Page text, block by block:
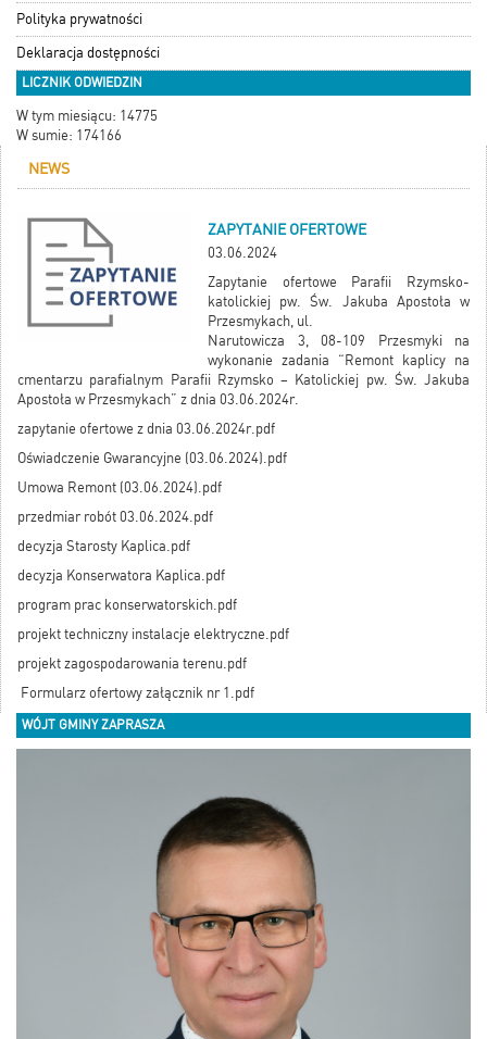
Polityka prywatności
Deklaracja dostępności
LICZNIK ODWIEDZIN
W tym miesiącu: 14775
W sumie: 174166
NEWS
ZAPYTANIE OFERTOWE
03.06.2024
Zapytanie ofertowe Parafii Rzymsko-
katolickiej pw. Św. Jakuba Apostoła w
Przesmykach, ul.
Narutowicza 3, 08-109 Przesmyki na
wykonanie zadania “Remont kaplicy na
cmentarzu parafialnym Parafii Rzymsko – Katolickiej pw. Św. Jakuba
Apostoła w Przesmykach” z dnia 03.06.2024r.
zapytanie ofertowe z dnia 03.06.2024r.pdf
Oświadczenie Gwarancyjne (03.06.2024).pdf
Umowa Remont (03.06.2024).pdf
przedmiar robót 03.06.2024.pdf
decyzja Starosty Kaplica.pdf
decyzja Konserwatora Kaplica.pdf
program prac konserwatorskich.pdf
projekt techniczny instalacje elektryczne.pdf
projekt zagospodarowania terenu.pdf
Formularz ofertowy załącznik nr 1.pdf
WÓJT GMINY ZAPRASZA